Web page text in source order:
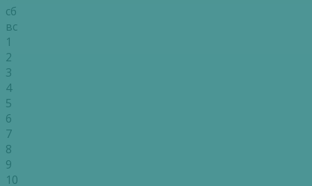
сб
вс
1
2
3
4
5
6
7
8
9
10